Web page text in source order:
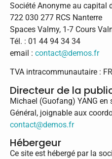
Société Anonyme au capital
722 030 277 RCS Nanterre
Spaces Valmy, 1-7 Cours
Tél. : 01 44 94 34 34
email : contact@demos.fr
TVA intracommunautaire :
Directeur de la
Michael (Guofang) YANG en
Général, joignable aux
contact@demos.fr
Hébergeur
Ce site est hébergé par la